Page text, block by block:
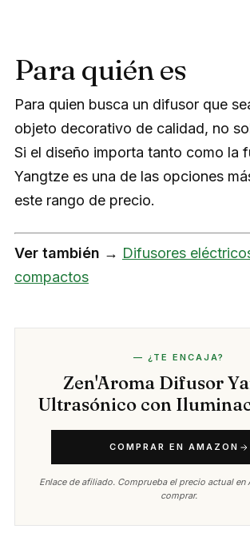
Para quién es
Para quien busca un difusor que
objeto decorativo de calidad, no
Si el diseño importa tanto como la
Yangtze es una de las opciones
este rango de precio.
Ver también → Difusores
compactos
— ¿TE ENCAJA?
Zen'Aroma Difusor
Ultrasónico con
COMPRAR EN AMAZON
Enlace de afiliado. Comprueba el precio actual en
comprar.